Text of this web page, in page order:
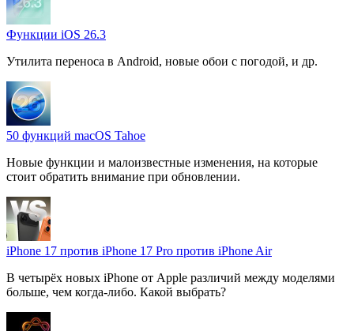
Функции iOS 26.3
Утилита переноса в Android, новые обои с погодой, и др.
50 функций macOS Tahoe
Новые функции и малоизвестные изменения, на которые
стоит обратить внимание при обновлении.
iPhone 17 против iPhone 17 Pro против iPhone Air
В четырёх новых iPhone от Apple различий между моделями
больше, чем когда-либо. Какой выбрать?